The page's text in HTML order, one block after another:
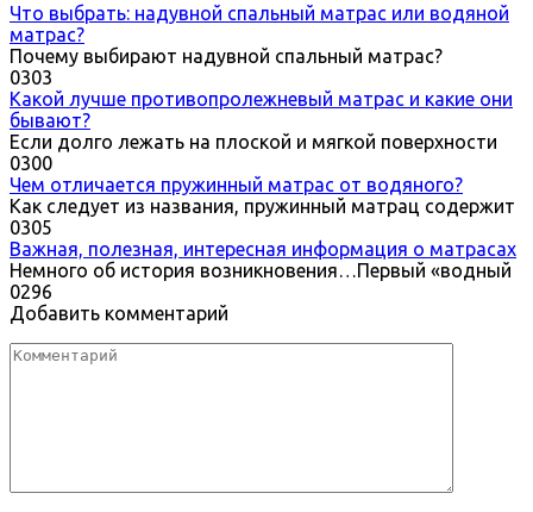
Что выбрать: надувной спальный матрас или водяной
матрас?
Почему выбирают надувной спальный матрас?
0303
Какой лучше противопролежневый матрас и какие они
бывают?
Если долго лежать на плоской и мягкой поверхности
0300
Чем отличается пружинный матрас от водяного?
Как следует из названия, пружинный матрац содержит
0305
Важная, полезная, интересная информация о матрасах
Немного об история возникновения…Первый «водный
0296
Добавить комментарий
Комментарий